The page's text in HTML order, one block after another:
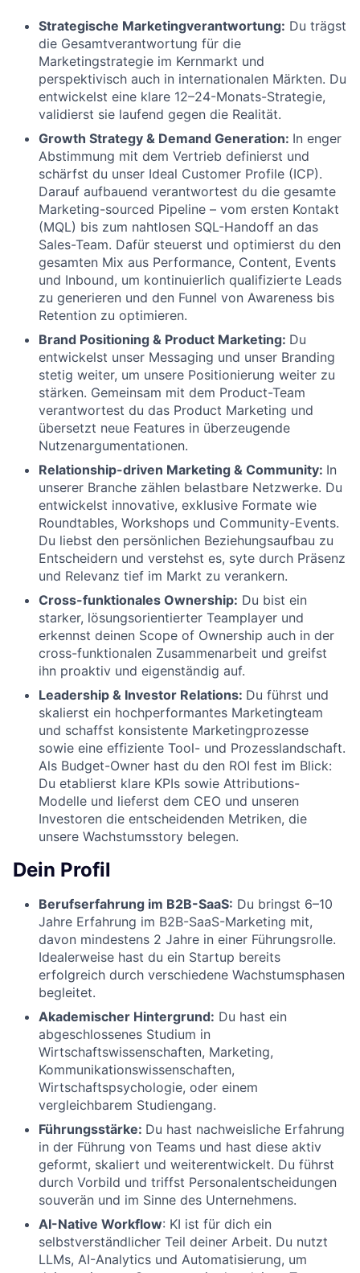
Strategische Marketingverantwortung: Du trägst
die Gesamtverantwortung für die
Marketingstrategie im Kernmarkt und
perspektivisch auch in internationalen Märkten. Du
entwickelst eine klare 12–24-Monats-Strategie,
validierst sie laufend gegen die Realität.
Growth Strategy & Demand Generation: In enger
Abstimmung mit dem Vertrieb definierst und
schärfst du unser Ideal Customer Profile (ICP).
Darauf aufbauend verantwortest du die gesamte
Marketing-sourced Pipeline – vom ersten Kontakt
(MQL) bis zum nahtlosen SQL-Handoff an das
Sales-Team. Dafür steuerst und optimierst du den
gesamten Mix aus Performance, Content, Events
und Inbound, um kontinuierlich qualifizierte Leads
zu generieren und den Funnel von Awareness bis
Retention zu optimieren.
Brand Positioning & Product Marketing: Du
entwickelst unser Messaging und unser Branding
stetig weiter, um unsere Positionierung weiter zu
stärken. Gemeinsam mit dem Product-Team
verantwortest du das Product Marketing und
übersetzt neue Features in überzeugende
Nutzenargumentationen.
Relationship-driven Marketing & Community: In
unserer Branche zählen belastbare Netzwerke. Du
entwickelst innovative, exklusive Formate wie
Roundtables, Workshops und Community-Events.
Du liebst den persönlichen Beziehungsaufbau zu
Entscheidern und verstehst es, syte durch Präsenz
und Relevanz tief im Markt zu verankern.
Cross-funktionales Ownership: Du bist ein
starker, lösungsorientierter Teamplayer und
erkennst deinen Scope of Ownership auch in der
cross-funktionalen Zusammenarbeit und greifst
ihn proaktiv und eigenständig auf.
Leadership & Investor Relations: Du führst und
skalierst ein hochperformantes Marketingteam
und schaffst konsistente Marketingprozesse
sowie eine effiziente Tool- und Prozesslandschaft.
Als Budget-Owner hast du den ROI fest im Blick:
Du etablierst klare KPIs sowie Attributions-
Modelle und lieferst dem CEO und unseren
Investoren die entscheidenden Metriken, die
unsere Wachstumsstory belegen.
Dein Profil
Berufserfahrung im B2B-SaaS: Du bringst 6–10
Jahre Erfahrung im B2B-SaaS-Marketing mit,
davon mindestens 2 Jahre in einer Führungsrolle.
Idealerweise hast du ein Startup bereits
erfolgreich durch verschiedene Wachstumsphasen
begleitet.
Akademischer Hintergrund: Du hast ein
abgeschlossenes Studium in
Wirtschaftswissenschaften, Marketing,
Kommunikationswissenschaften,
Wirtschaftspsychologie, oder einem
vergleichbarem Studiengang.
Führungsstärke: Du hast nachweisliche Erfahrung
in der Führung von Teams und hast diese aktiv
geformt, skaliert und weiterentwickelt. Du führst
durch Vorbild und triffst Personalentscheidungen
souverän und im Sinne des Unternehmens.
AI-Native Workflow: KI ist für dich ein
selbstverständlicher Teil deiner Arbeit. Du nutzt
LLMs, AI-Analytics und Automatisierung, um